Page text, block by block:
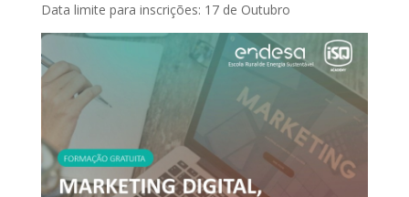
Data limite para inscrições: 17 de Outubro